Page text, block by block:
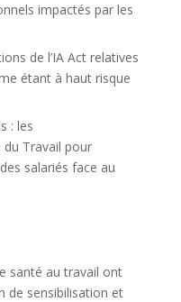
impactés par les
de l’IA Act relatives
étant à haut risque
: les
Travail pour
salariés face au
santé au travail ont
de sensibilisation et